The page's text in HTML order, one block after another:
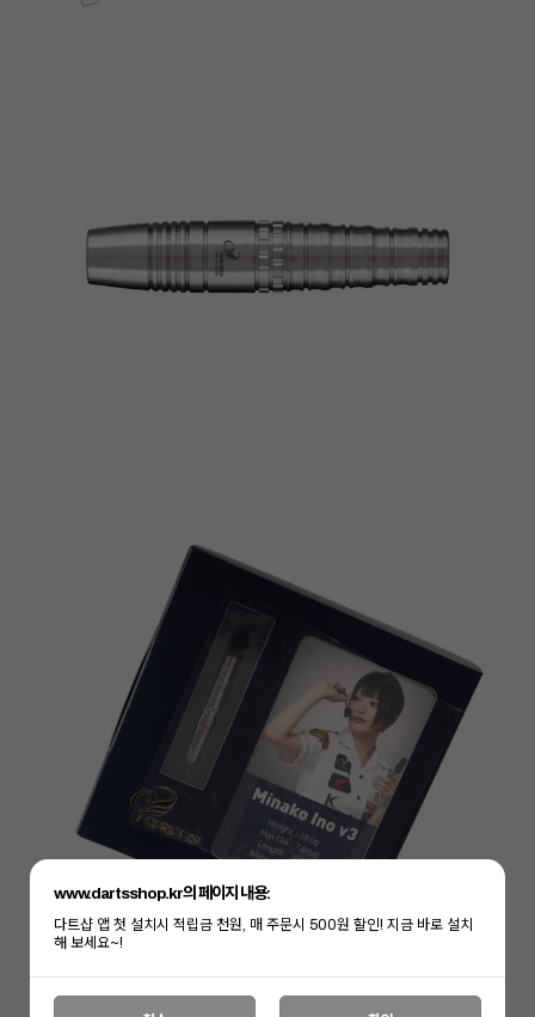
www.dartsshop.kr의 페이지 내용:
다트샵 앱 첫 설치시 적립금 천원, 매 주문시 500원 할인! 지금 바로 설치
해 보세요~!